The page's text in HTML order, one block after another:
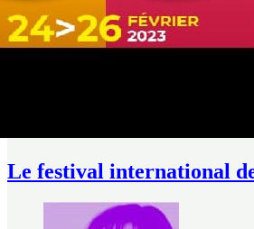
Le festival international